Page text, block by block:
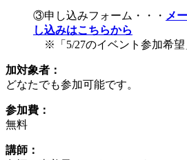
③申し込みフォーム・・・ メ
し込みはこちらから
※「5/27のイベント参加希望
加対象者：
どなたでも参加可能です。
参加費：
無料
講師：